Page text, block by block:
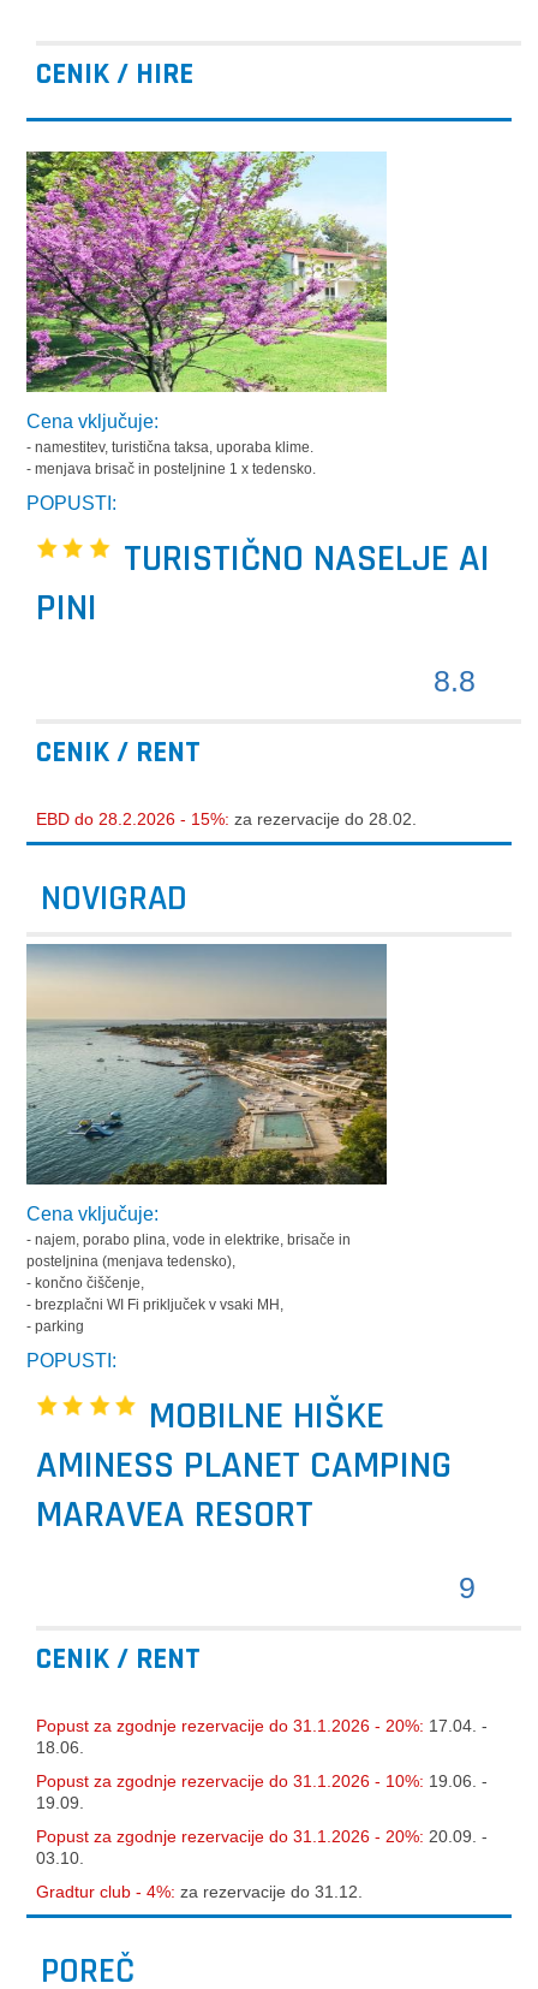
CENIK / HIRE
Cena vključuje:
- namestitev, turistična taksa, uporaba klime.
- menjava brisač in posteljnine 1 x tedensko.
POPUSTI:
TURISTIČNO NASELJE AI
PINI
8.8
CENIK / RENT
EBD do 28.2.2026 - 15%:za rezervacije do 28.02.
NOVIGRAD
Cena vključuje:
- najem, porabo plina, vode in elektrike, brisače in
posteljnina (menjava tedensko),
- končno čiščenje,
- brezplačni WI Fi priključek v vsaki MH,
- parking
POPUSTI:
MOBILNE HIŠKE
AMINESS PLANET CAMPING
MARAVEA RESORT
9
CENIK / RENT
Popust za zgodnje rezervacije do 31.1.2026 - 20%: 17.04. -
18.06.
Popust za zgodnje rezervacije do 31.1.2026 - 10%: 19.06. -
19.09.
Popust za zgodnje rezervacije do 31.1.2026 - 20%: 20.09. -
03.10.
Gradtur club - 4%:za rezervacije do 31.12.
POREČ